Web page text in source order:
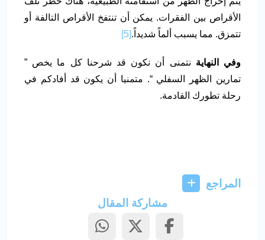
الأقراص بين الفقرات. يمكن أن تنتفخ الأقراص التالفة أو
تتمزق. مما يسبب ألماً شديداً.[5]
وفي النهاية نتمنى أن نكون قد شرحنا كل ما يخص ”
تمارين الظهر السفلي “. متمنيا أن يكون قد أفادكم في
رحلة تطورك القادمة.
المراجع
مشاركة المقال